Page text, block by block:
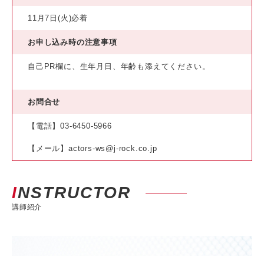
11月7日(火)必着
お申し込み時の注意事項
自己PR欄に、生年月日、年齢も添えてください。
お問合せ
【電話】03-6450-5966
【メール】actors-ws@j-rock.co.jp
INSTRUCTOR
講師紹介